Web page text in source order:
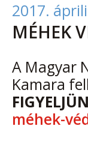
2017.
MÉHEK
A Magyar
Kamara
méhek-